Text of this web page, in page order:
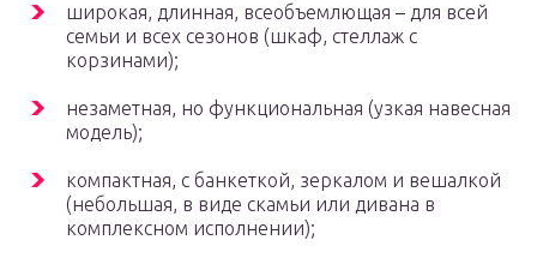
широкая, длинная, всеобъемлющая – для всей
семьи и всех сезонов (шкаф, стеллаж с
корзинами);
незаметная, но функциональная (узкая навесная
модель);
компактная, с банкеткой, зеркалом и вешалкой
(небольшая, в виде скамьи или дивана в
комплексном исполнении);